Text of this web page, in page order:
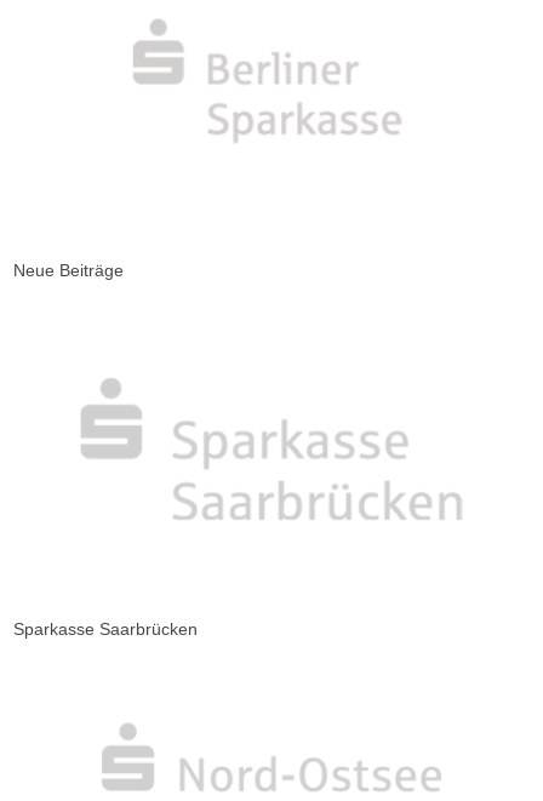
Neue Beiträge
Sparkasse Saarbrücken